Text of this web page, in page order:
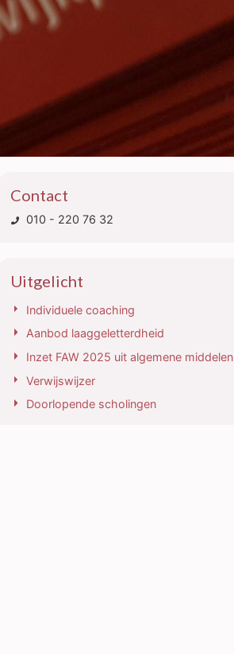
Contact
010 - 220 76 32
Uitgelicht
Individuele coaching
Aanbod laaggeletterdheid
Inzet FAW 2025 uit algemene middelen
Verwijswijzer
Doorlopende scholingen